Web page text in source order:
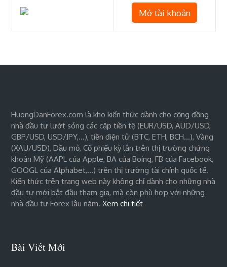
Mở tài khoản
HuongDanForex.com là kho kiến thức dành cho cộng đồng
nhà đầu tư lướt sóng các cặp tiền tệ (EUR/USD, AUD/USD,
GBP/USD, USD/JPY,…), tiền điện tử (BTC, ETH, BCH…), Vàng
(XAU/USD), Dầu mỏ, Cổ phiếu kỳ lân trên thị trường chứng
khoán Mỹ (AAPL của Apple, BA của Boing, FB của Facebook,
GOOGL của Alphabet,…) trên thị trường tài chính quốc tế.
Kiến thức trên trang web này không chỉ dành cho những nhà
đầu tư mới bắt đầu tham gia, mà còn phù hợp với những
nhà đầu tư Forex lâu năm.Xem chi tiết
Bài Viết Mới